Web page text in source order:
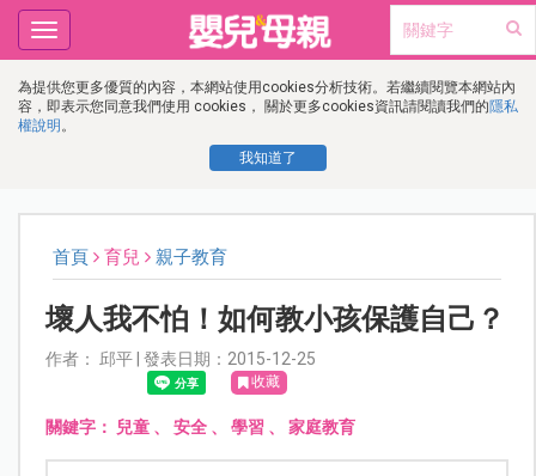
為提供您更多優質的內容，本網站使用cookies分析技術。若繼續閱覽本網站內
容，即表示您同意我們使用 cookies， 關於更多cookies資訊請閱讀我們的隱私
權說明 。
我知道了
Toggle
navigation
首頁 育兒 親子教育
壞人我不怕！如何教小孩保護自己？
作者： 邱平 | 發表日期：2015-12-25
收藏
關鍵字： 兒童、 安全、 學習 、 家庭教育